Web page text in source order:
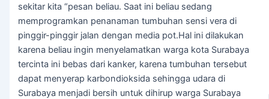
sekitar kita “pesan beliau. Saat ini beliau sedang
memprogramkan penanaman tumbuhan sensi vera di
pinggir-pinggir jalan dengan media pot.Hal ini dilakukan
karena beliau ingin menyelamatkan warga kota Surabaya
tercinta ini bebas dari kanker, karena tumbuhan tersebut
dapat menyerap karbondioksida sehingga udara di
Surabaya menjadi bersih untuk dihirup warga Surabaya